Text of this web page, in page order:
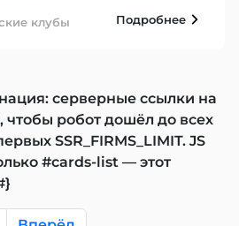
клубы
Подробнее
серверные ссылки на
робот дошёл до всех
SSR_FIRMS_LIMIT. JS
#cards-list — этот